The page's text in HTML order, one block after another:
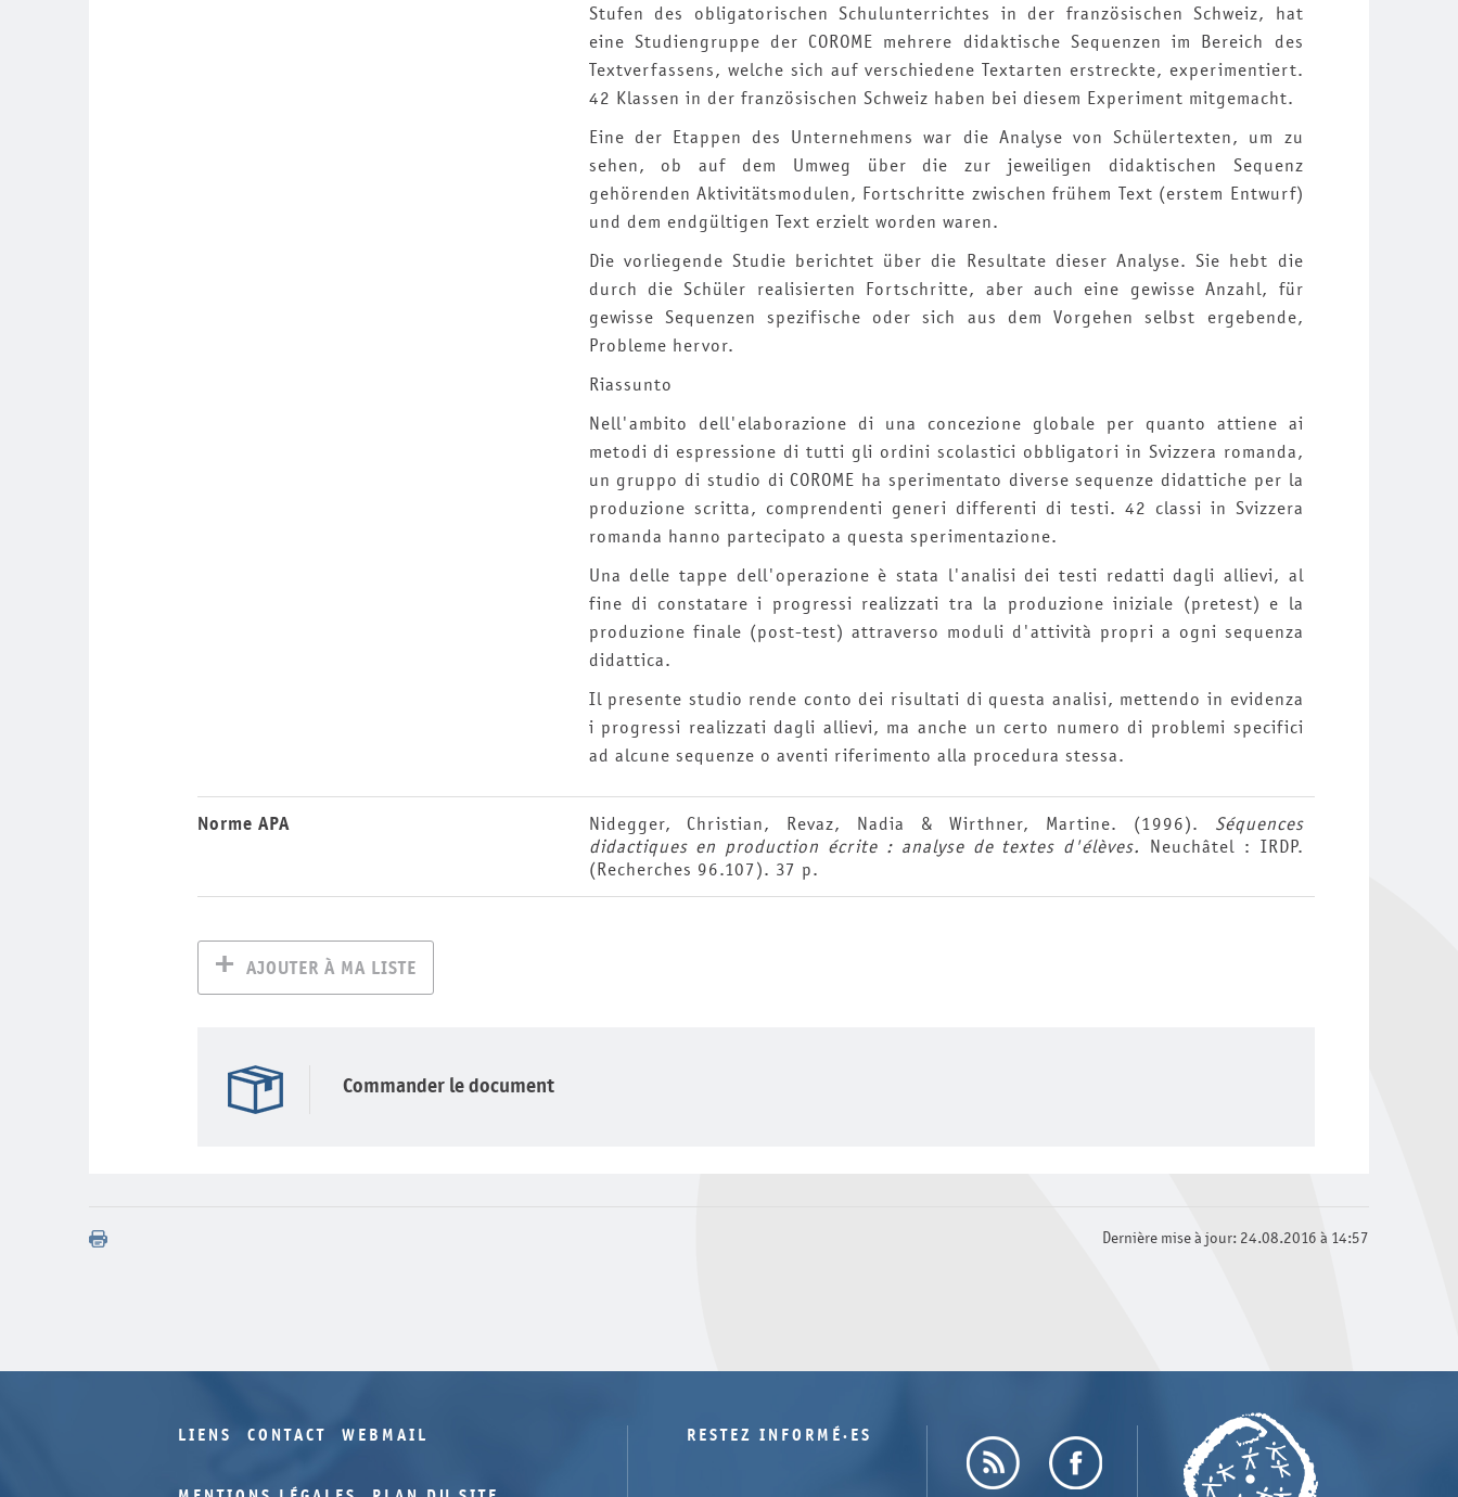
Stufen des obligatorischen Schulunterrichtes in der französischen Schweiz, hat
eine Studiengruppe der COROME mehrere didaktische Sequenzen im Bereich des
Textverfassens, welche sich auf verschiedene Textarten erstreckte, experimentiert.
42 Klassen in der französischen Schweiz haben bei diesem Experiment mitgemacht.
Eine der Etappen des Unternehmens war die Analyse von Schülertexten, um zu
sehen, ob auf dem Umweg über die zur jeweiligen didaktischen Sequenz
gehörenden Aktivitätsmodulen, Fortschritte zwischen frühem Text (erstem Entwurf)
und dem endgültigen Text erzielt worden waren.
Die vorliegende Studie berichtet über die Resultate dieser Analyse. Sie hebt die
durch die Schüler realisierten Fortschritte, aber auch eine gewisse Anzahl, für
gewisse Sequenzen spezifische oder sich aus dem Vorgehen selbst ergebende,
Probleme hervor.
Riassunto
Nell'ambito dell'elaborazione di una concezione globale per quanto attiene ai
metodi di espressione di tutti gli ordini scolastici obbligatori in Svizzera romanda,
un gruppo di studio di COROME ha sperimentato diverse sequenze didattiche per la
produzione scritta, comprendenti generi differenti di testi. 42 classi in Svizzera
romanda hanno partecipato a questa sperimentazione.
Una delle tappe dell'operazione è stata l'analisi dei testi redatti dagli allievi, al
fine di constatare i progressi realizzati tra la produzione iniziale (pretest) e la
produzione finale (post-test) attraverso moduli d'attività propri a ogni sequenza
didattica.
Il presente studio rende conto dei risultati di questa analisi, mettendo in evidenza
i progressi realizzati dagli allievi, ma anche un certo numero di problemi specifici
ad alcune sequenze o aventi riferimento alla procedura stessa.
Norme APA Nidegger, Christian, Revaz, Nadia & Wirthner, Martine. (1996). Séquences
didactiques en production écrite : analyse de textes d'élèves.
Neuchâtel : IRDP.
(Recherches 96.107). 37 p.
AJOUTER À MA LISTE
Commander le document
Dernière mise à jour: 24.08.2016 à 14:57
LIENS CONTACT WEBMAIL RESTEZ INFORMÉ·ES